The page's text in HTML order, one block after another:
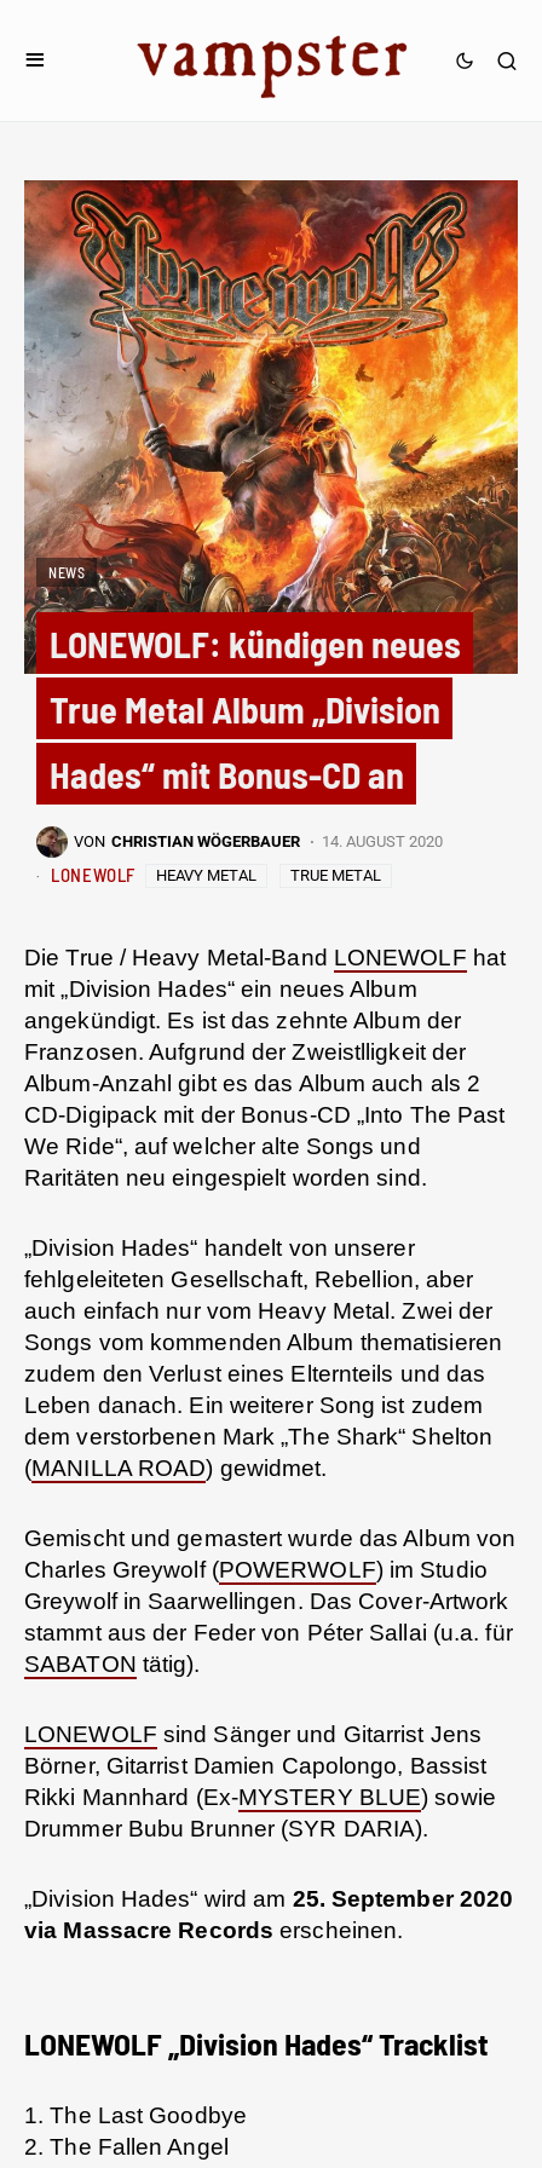
NEWS
LONEWOLF: kündigen neues
True Metal Album „Division
Hades“ mit Bonus-CD an
VON CHRISTIAN WÖGERBAUER 14. AUGUST 2020
LONEWOLF HEAVY METAL TRUE METAL
Die True / Heavy Metal-Band LONEWOLF hat
mit „Division Hades“ ein neues Album
angekündigt. Es ist das zehnte Album der
Franzosen. Aufgrund der Zweistlligkeit der
Album-Anzahl gibt es das Album auch als 2
CD-Digipack mit der Bonus-CD „Into The Past
We Ride“, auf welcher alte Songs und
Raritäten neu eingespielt worden sind.
„Division Hades“ handelt von unserer
fehlgeleiteten Gesellschaft, Rebellion, aber
auch einfach nur vom Heavy Metal. Zwei der
Songs vom kommenden Album thematisieren
zudem den Verlust eines Elternteils und das
Leben danach. Ein weiterer Song ist zudem
dem verstorbenen Mark „The Shark“ Shelton
(MANILLA ROAD) gewidmet.
Gemischt und gemastert wurde das Album von
Charles Greywolf (POWERWOLF) im Studio
Greywolf in Saarwellingen. Das Cover-Artwork
stammt aus der Feder von Péter Sallai (u.a. für
SABATON tätig).
LONEWOLF sind Sänger und Gitarrist Jens
Börner, Gitarrist Damien Capolongo, Bassist
Rikki Mannhard (Ex-MYSTERY BLUE) sowie
Drummer Bubu Brunner (SYR DARIA).
„Division Hades“ wird am 25. September 2020
via Massacre Records erscheinen.
LONEWOLF „Division Hades“ Tracklist
1. The Last Goodbye
2. The Fallen Angel